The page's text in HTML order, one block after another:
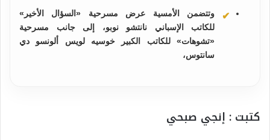
وتتضمن الأمسية عرض مسرحية «السؤال الأخير»
للكاتب الإسباني نانتشو نوبو، إلى جانب مسرحية
«تشوهات» للكاتب الكبير خوسيه لويس ألونسو دي
سانتوس،
كتبت : إنجي صبحي